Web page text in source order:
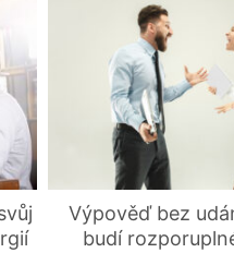
Výpověď bez
budí